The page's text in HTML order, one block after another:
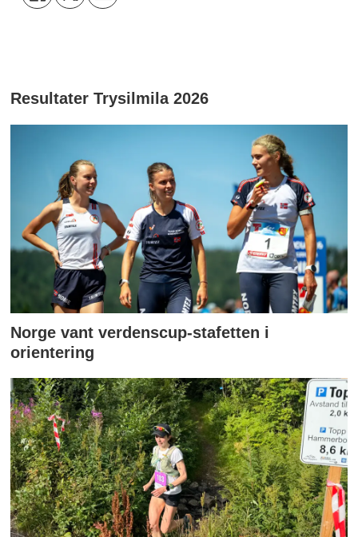
Resultater Trysilmila 2026
Norge vant verdenscup-stafetten i
orientering